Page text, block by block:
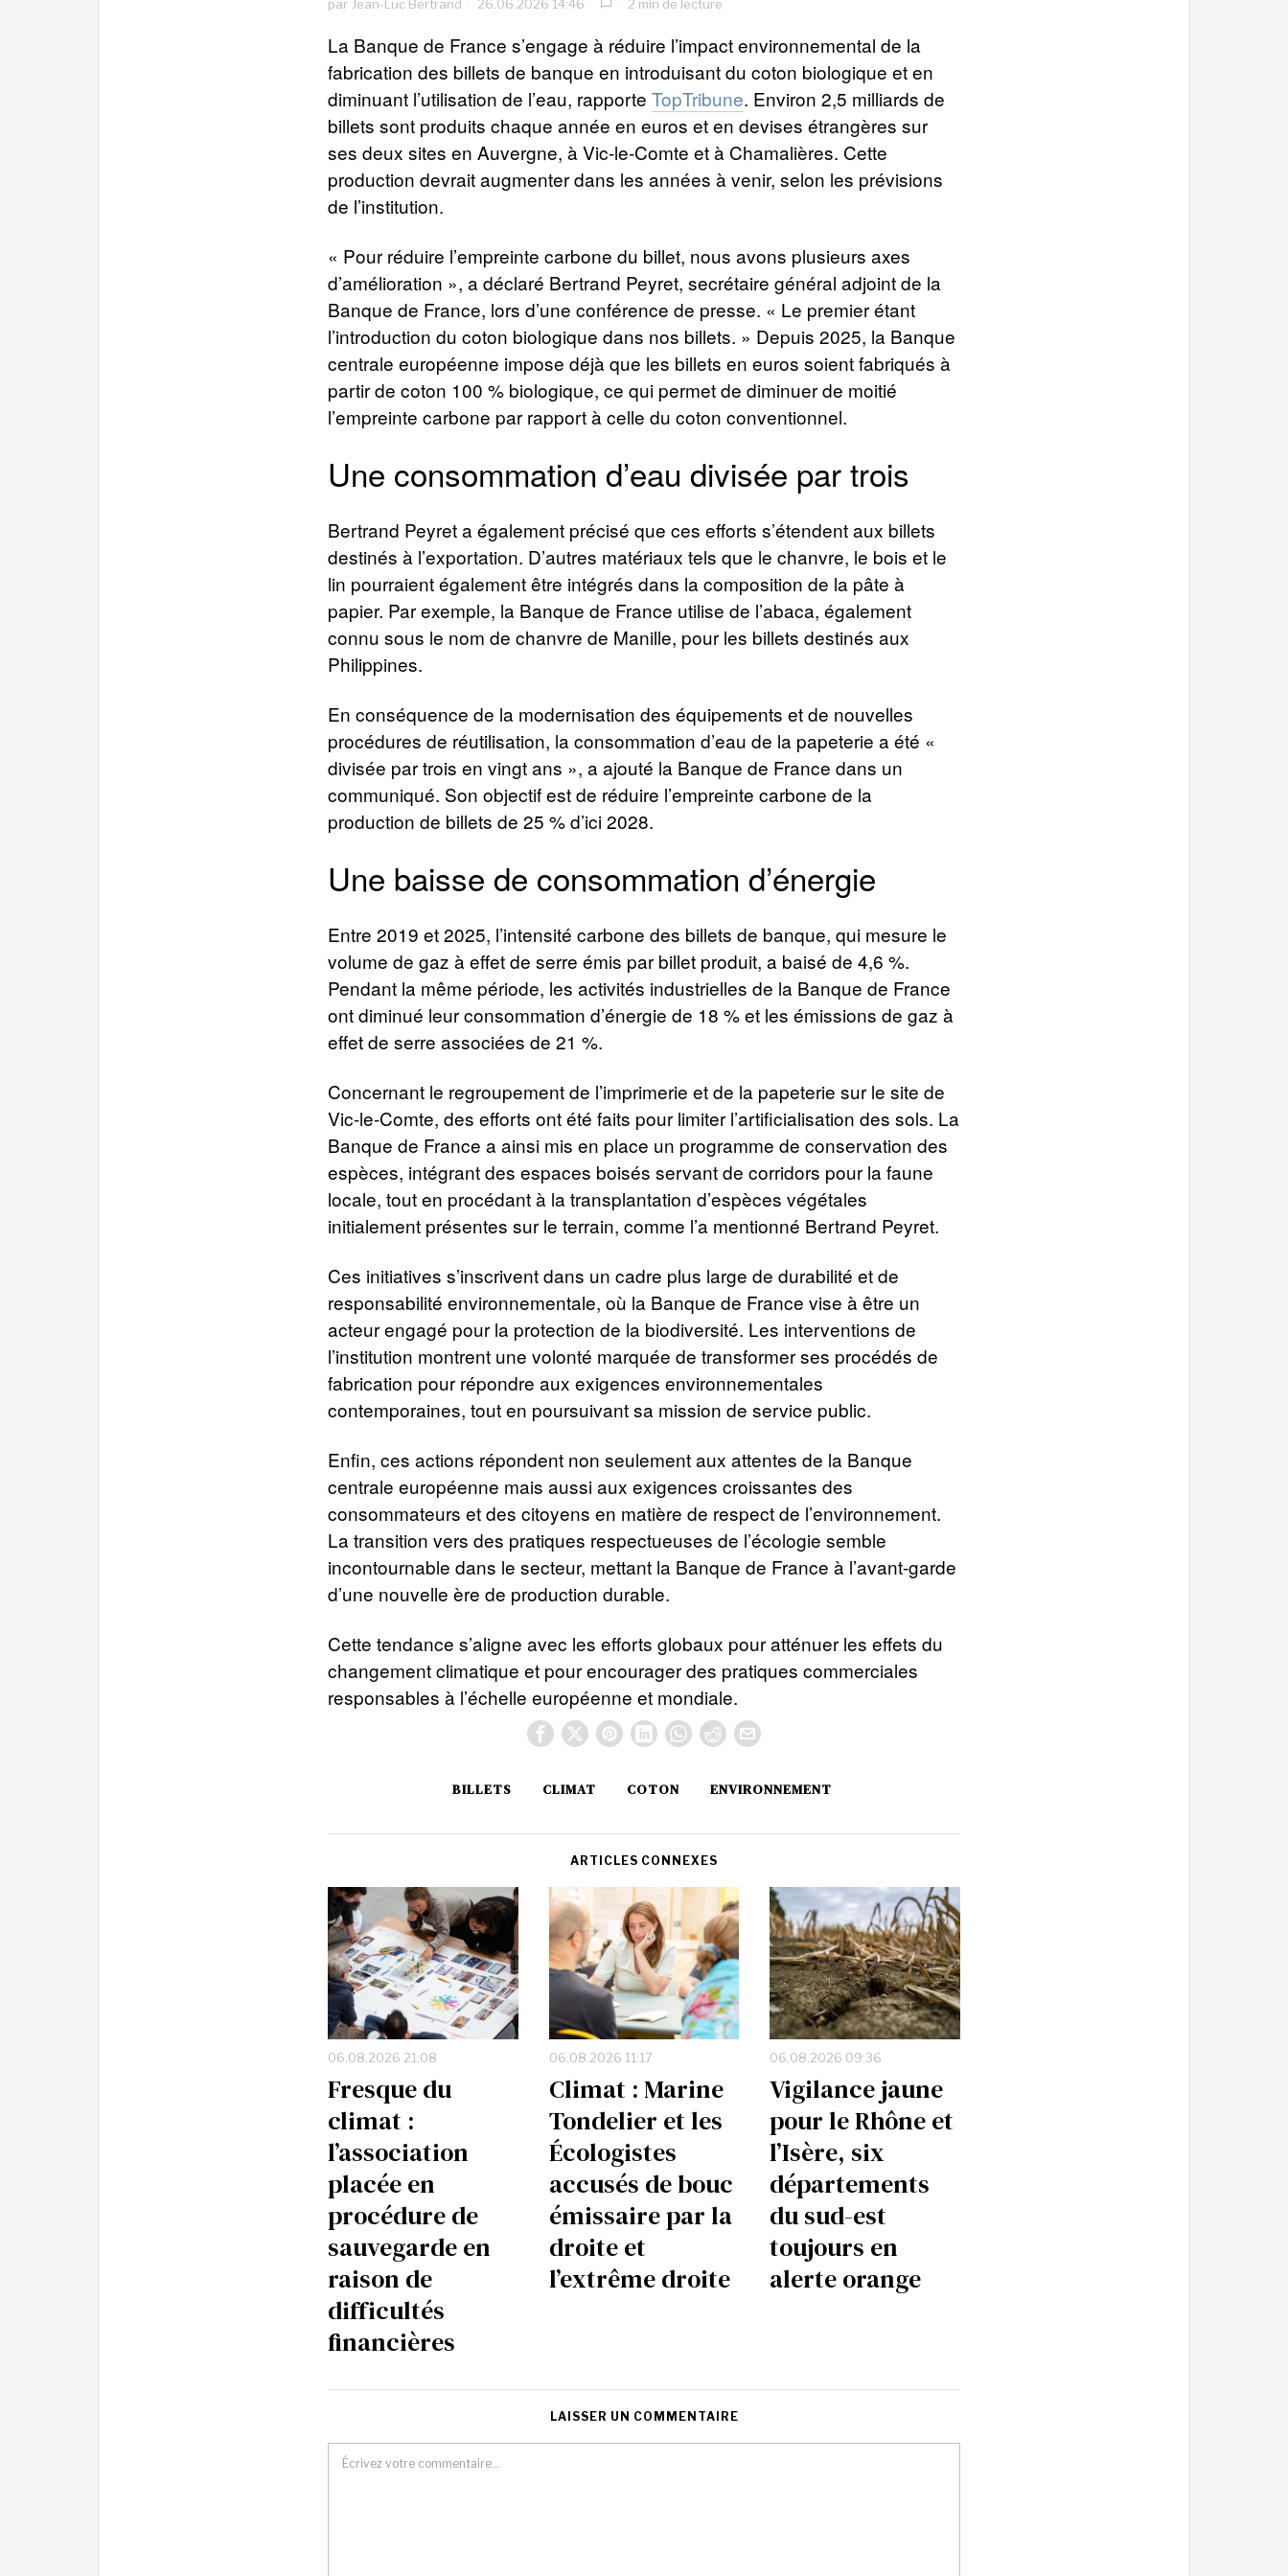
par Jean-Luc Bertrand 26.06.2026 14:46 2 min de lecture
La Banque de France s’engage à réduire l’impact environnemental de la
fabrication des billets de banque en introduisant du coton biologique et en
diminuant l’utilisation de l’eau, rapporte TopTribune. Environ 2,5 milliards de
billets sont produits chaque année en euros et en devises étrangères sur
ses deux sites en Auvergne, à Vic-le-Comte et à Chamalières. Cette
production devrait augmenter dans les années à venir, selon les prévisions
de l’institution.
« Pour réduire l’empreinte carbone du billet, nous avons plusieurs axes
d’amélioration », a déclaré Bertrand Peyret, secrétaire général adjoint de la
Banque de France, lors d’une conférence de presse. « Le premier étant
l’introduction du coton biologique dans nos billets. » Depuis 2025, la Banque
centrale européenne impose déjà que les billets en euros soient fabriqués à
partir de coton 100 % biologique, ce qui permet de diminuer de moitié
l’empreinte carbone par rapport à celle du coton conventionnel.
Une consommation d’eau divisée par trois
Bertrand Peyret a également précisé que ces efforts s’étendent aux billets
destinés à l’exportation. D’autres matériaux tels que le chanvre, le bois et le
lin pourraient également être intégrés dans la composition de la pâte à
papier. Par exemple, la Banque de France utilise de l’abaca, également
connu sous le nom de chanvre de Manille, pour les billets destinés aux
Philippines.
En conséquence de la modernisation des équipements et de nouvelles
procédures de réutilisation, la consommation d’eau de la papeterie a été «
divisée par trois en vingt ans », a ajouté la Banque de France dans un
communiqué. Son objectif est de réduire l’empreinte carbone de la
production de billets de 25 % d’ici 2028.
Une baisse de consommation d’énergie
Entre 2019 et 2025, l’intensité carbone des billets de banque, qui mesure le
volume de gaz à effet de serre émis par billet produit, a baisé de 4,6 %.
Pendant la même période, les activités industrielles de la Banque de France
ont diminué leur consommation d’énergie de 18 % et les émissions de gaz à
effet de serre associées de 21 %.
Concernant le regroupement de l’imprimerie et de la papeterie sur le site de
Vic-le-Comte, des efforts ont été faits pour limiter l’artificialisation des sols. La
Banque de France a ainsi mis en place un programme de conservation des
espèces, intégrant des espaces boisés servant de corridors pour la faune
locale, tout en procédant à la transplantation d’espèces végétales
initialement présentes sur le terrain, comme l’a mentionné Bertrand Peyret.
Ces initiatives s’inscrivent dans un cadre plus large de durabilité et de
responsabilité environnementale, où la Banque de France vise à être un
acteur engagé pour la protection de la biodiversité. Les interventions de
l’institution montrent une volonté marquée de transformer ses procédés de
fabrication pour répondre aux exigences environnementales
contemporaines, tout en poursuivant sa mission de service public.
Enfin, ces actions répondent non seulement aux attentes de la Banque
centrale européenne mais aussi aux exigences croissantes des
consommateurs et des citoyens en matière de respect de l’environnement.
La transition vers des pratiques respectueuses de l’écologie semble
incontournable dans le secteur, mettant la Banque de France à l’avant-garde
d’une nouvelle ère de production durable.
Cette tendance s’aligne avec les efforts globaux pour atténuer les effets du
changement climatique et pour encourager des pratiques commerciales
responsables à l’échelle européenne et mondiale.
BILLETS CLIMAT COTON ENVIRONNEMENT
ARTICLES CONNEXES
06.08.2026 21:08
Fresque du
climat :
l’association
placée en
procédure de
sauvegarde en
raison de
difficultés
financières
06.08.2026 11:17
Climat : Marine
Tondelier et les
Écologistes
accusés de bouc
émissaire par la
droite et
l’extrême droite
06.08.2026 09:36
Vigilance jaune
pour le Rhône et
l’Isère, six
départements
du sud-est
toujours en
alerte orange
LAISSER UN COMMENTAIRE